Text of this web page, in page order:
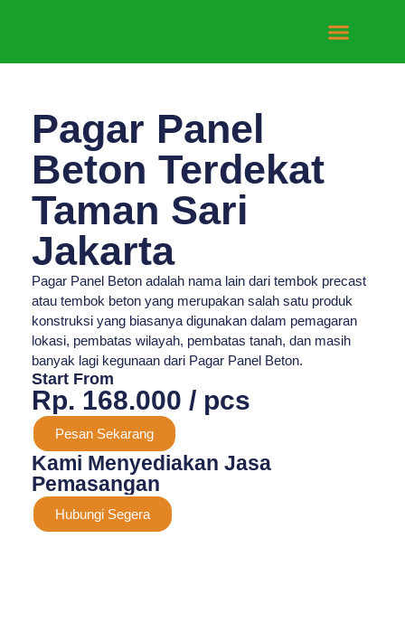
Pagar Panel
Beton Terdekat
Taman Sari
Jakarta
Pagar Panel Beton adalah nama lain dari tembok precast
atau tembok beton yang merupakan salah satu produk
konstruksi yang biasanya digunakan dalam pemagaran
lokasi, pembatas wilayah, pembatas tanah, dan masih
banyak lagi kegunaan dari Pagar Panel Beton.
Start From
Rp. 168.000 / pcs
Pesan Sekarang
Kami Menyediakan Jasa
Pemasangan
Hubungi Segera